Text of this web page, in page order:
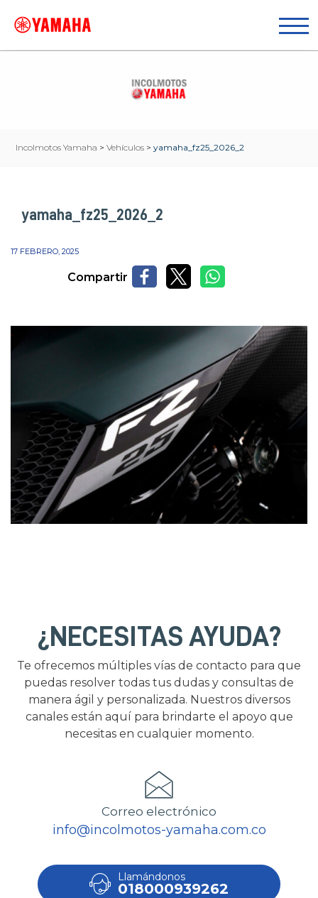
Incolmotos Yamaha > Vehículos > yamaha_fz25_2026_2
yamaha_fz25_2026_2
17 FEBRERO, 2025
Compartir
¿NECESITAS AYUDA?
Te ofrecemos múltiples vías de contacto para que
puedas resolver todas tus dudas y consultas de
manera ágil y personalizada. Nuestros diversos
canales están aquí para brindarte el apoyo que
necesitas en cualquier momento.
Correo electrónico
info@incolmotos-yamaha.com.co
Llamándonos
018000939262